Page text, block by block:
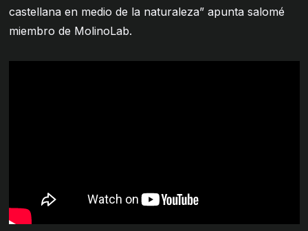
castellana en medio de la naturaleza” apunta salomé
miembro de MolinoLab.